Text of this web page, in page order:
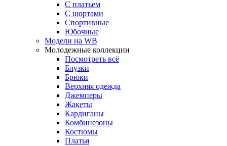
С платьем
С шортами
Спортивные
Юбочные
Модели на WB
Молодежные коллекции
Посмотреть всё
Блузки
Брюки
Верхняя одежда
Джемперы
Жакеты
Кардиганы
Комбинезоны
Костюмы
Платья